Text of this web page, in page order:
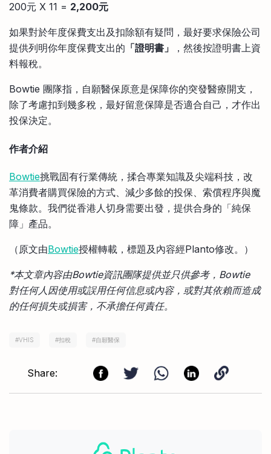
200元 X 11 = 2,200元
如果對於年度保費支出及扣除額有疑問，最好要求保險公司
提供列明你年度保費支出的 「證明書」
，然後按證明書上資
料報稅。
Bowtie 團隊指，自願醫保原意是保障你的突發醫療開支，
除了考慮扣到幾多稅，最好留意保障是否適合自己，才作出
投保決定。
作者介紹
Bowtie挑戰固有行業傳統，揉合專業知識及尖端科技，改
革消費者購買保險的方式、減少多餘的投保、索償程序與魔
鬼條款。我們從香港人切身需要出發，提供合身的「純保
障」產品。
（原文由Bowtie授權轉載，標題及內容經Planto修改。）
*本文章內容由Bowtie資訊團隊提供並只供參考，Bowtie
對任何人因使用或誤用任何信息或內容，或對其依賴而造成
的任何損失或損害，不承擔任何責任。
#VHIS #扣稅 #自願醫保
Share: